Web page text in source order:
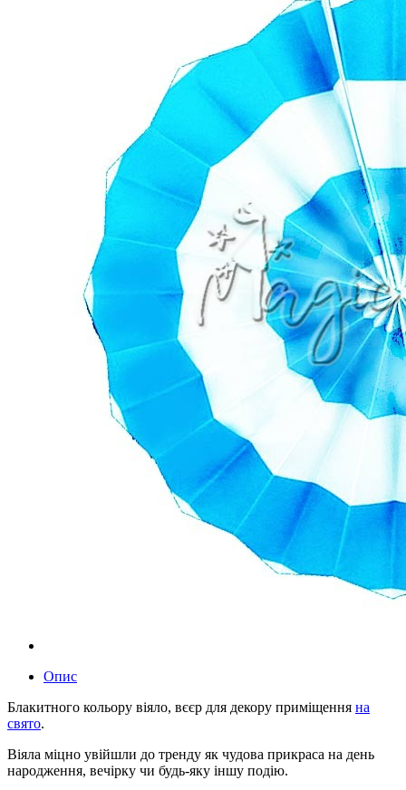
Опис
Блакитного кольору віяло, вєєр для декору приміщення на
свято.
Віяла міцно увійшли до тренду як чудова прикраса на день
народження, вечірку чи будь-яку іншу подію.